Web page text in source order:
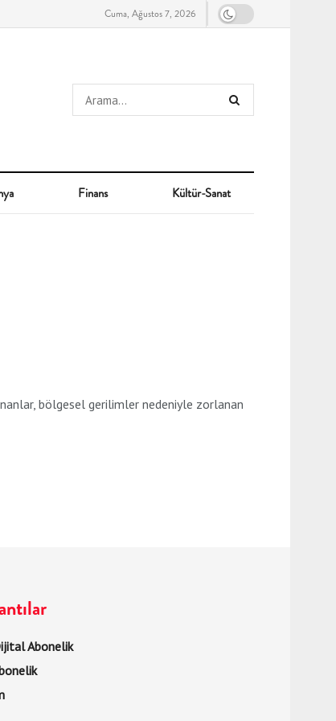
Cuma, Ağustos 7, 2026
Finans Kültür-Sanat
bölgesel gerilimler nedeniyle zorlanan
Abonelik